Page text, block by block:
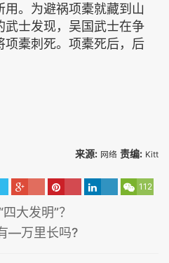
。为避祸项橐就藏到山
武士发现，吴国武士在争
项橐刺死。项橐死后，后
来源: 网络 责编: Kitt
112
大发明”？
—万里长吗?